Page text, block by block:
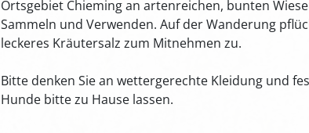
Ortsgebiet Chieming an artenreichen, bunten
Sammeln und Verwenden. Auf der Wanderung
leckeres Kräutersalz zum Mitnehmen zu.
Bitte denken Sie an wettergerechte Kleidung und
Hunde bitte zu Hause lassen.